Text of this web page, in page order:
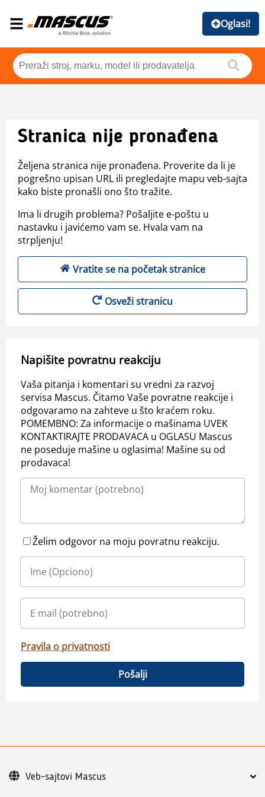
Oglasi!
Stranica nije pronađena
Željena stranica nije pronađena. Proverite da li je
pogrešno upisan URL ili pregledajte mapu veb-sajta
kako biste pronašli ono što tražite.
Ima li drugih problema? Pošaljite e-poštu u
nastavku i javićemo vam se. Hvala vam na
strpljenju!
Vratite se na početak stranice
Osveži stranicu
Napišite povratnu reakciju
Vaša pitanja i komentari su vredni za razvoj
servisa Mascus. Čitamo Vaše povratne reakcije i
odgovaramo na zahteve u što kraćem roku.
POMEMBNO: Za informacije o mašinama UVEK
KONTAKTIRAJTE PRODAVACA u OGLASU Mascus
ne poseduje mašine u oglasima! Mašine su od
prodavaca!
Želim odgovor na moju povratnu reakciju.
Pravila o privatnosti
Pošalji
Veb-sajtovi Mascus